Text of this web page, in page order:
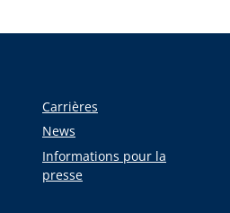
Carrières
News
Informations pour la
presse